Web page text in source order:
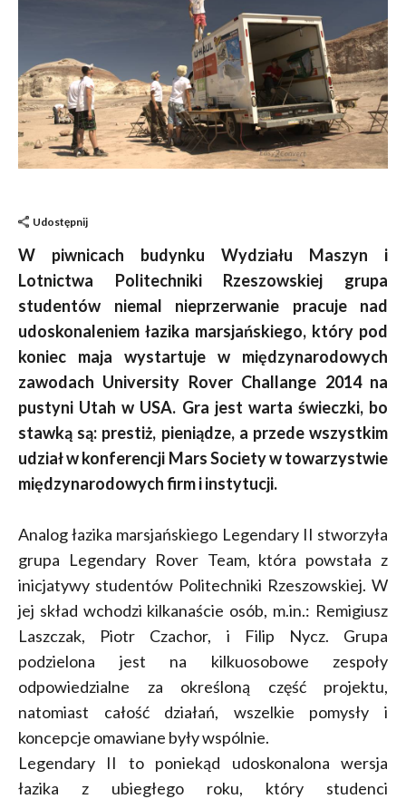
Udostępnij
W piwnicach budynku Wydziału Maszyn i
Lotnictwa Politechniki Rzeszowskiej grupa
studentów niemal nieprzerwanie pracuje nad
udoskonaleniem łazika marsjańskiego, który pod
koniec maja wystartuje w międzynarodowych
zawodach University Rover Challange 2014 na
pustyni Utah w USA. Gra jest warta świeczki, bo
stawką są: prestiż, pieniądze, a przede wszystkim
udział w konferencji Mars Society w towarzystwie
międzynarodowych firm i instytucji.
Analog łazika marsjańskiego Legendary II stworzyła
grupa Legendary Rover Team, która powstała z
inicjatywy studentów Politechniki Rzeszowskiej. W
jej skład wchodzi kilkanaście osób, m.in.: Remigiusz
Laszczak, Piotr Czachor, i Filip Nycz. Grupa
podzielona jest na kilkuosobowe zespoły
odpowiedzialne za określoną część projektu,
natomiast całość działań, wszelkie pomysły i
koncepcje omawiane były wspólnie.
Legendary II to poniekąd udoskonalona wersja
łazika z ubiegłego roku, który studenci